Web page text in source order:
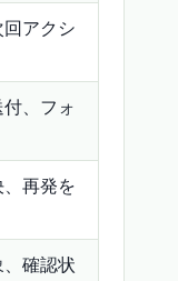
アクシ
、フォ
再発を
確認状